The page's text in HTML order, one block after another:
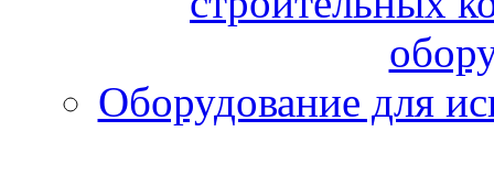
Оборудование для